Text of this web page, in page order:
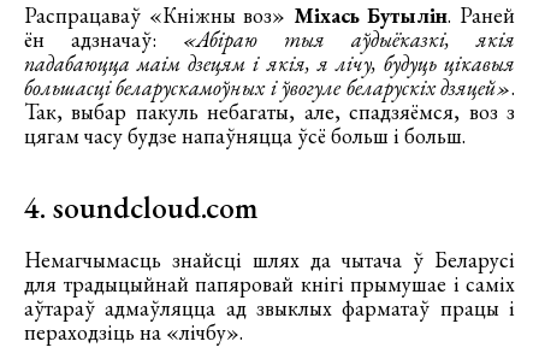
Распрацаваў «Кніжны воз» Міхась Бутылін. Раней
ён адзначаў: «Абіраю тыя аўдыёказкі, якія
падабаюцца маім дзецям і якія, я лічу, будуць цікавыя
большасці беларускамоўных і ўвогуле беларускіх дзяцей».
Так, выбар пакуль небагаты, але, спадзяёмся, воз з
цягам часу будзе напаўняцца ўсё больш і больш.
4. soundcloud.com
Немагчымасць знайсці шлях да чытача ў Беларусі
для традыцыйнай папяровай кнігі прымушае і саміх
аўтараў адмаўляцца ад звыклых фарматаў працы і
пераходзіць на «лічбу».